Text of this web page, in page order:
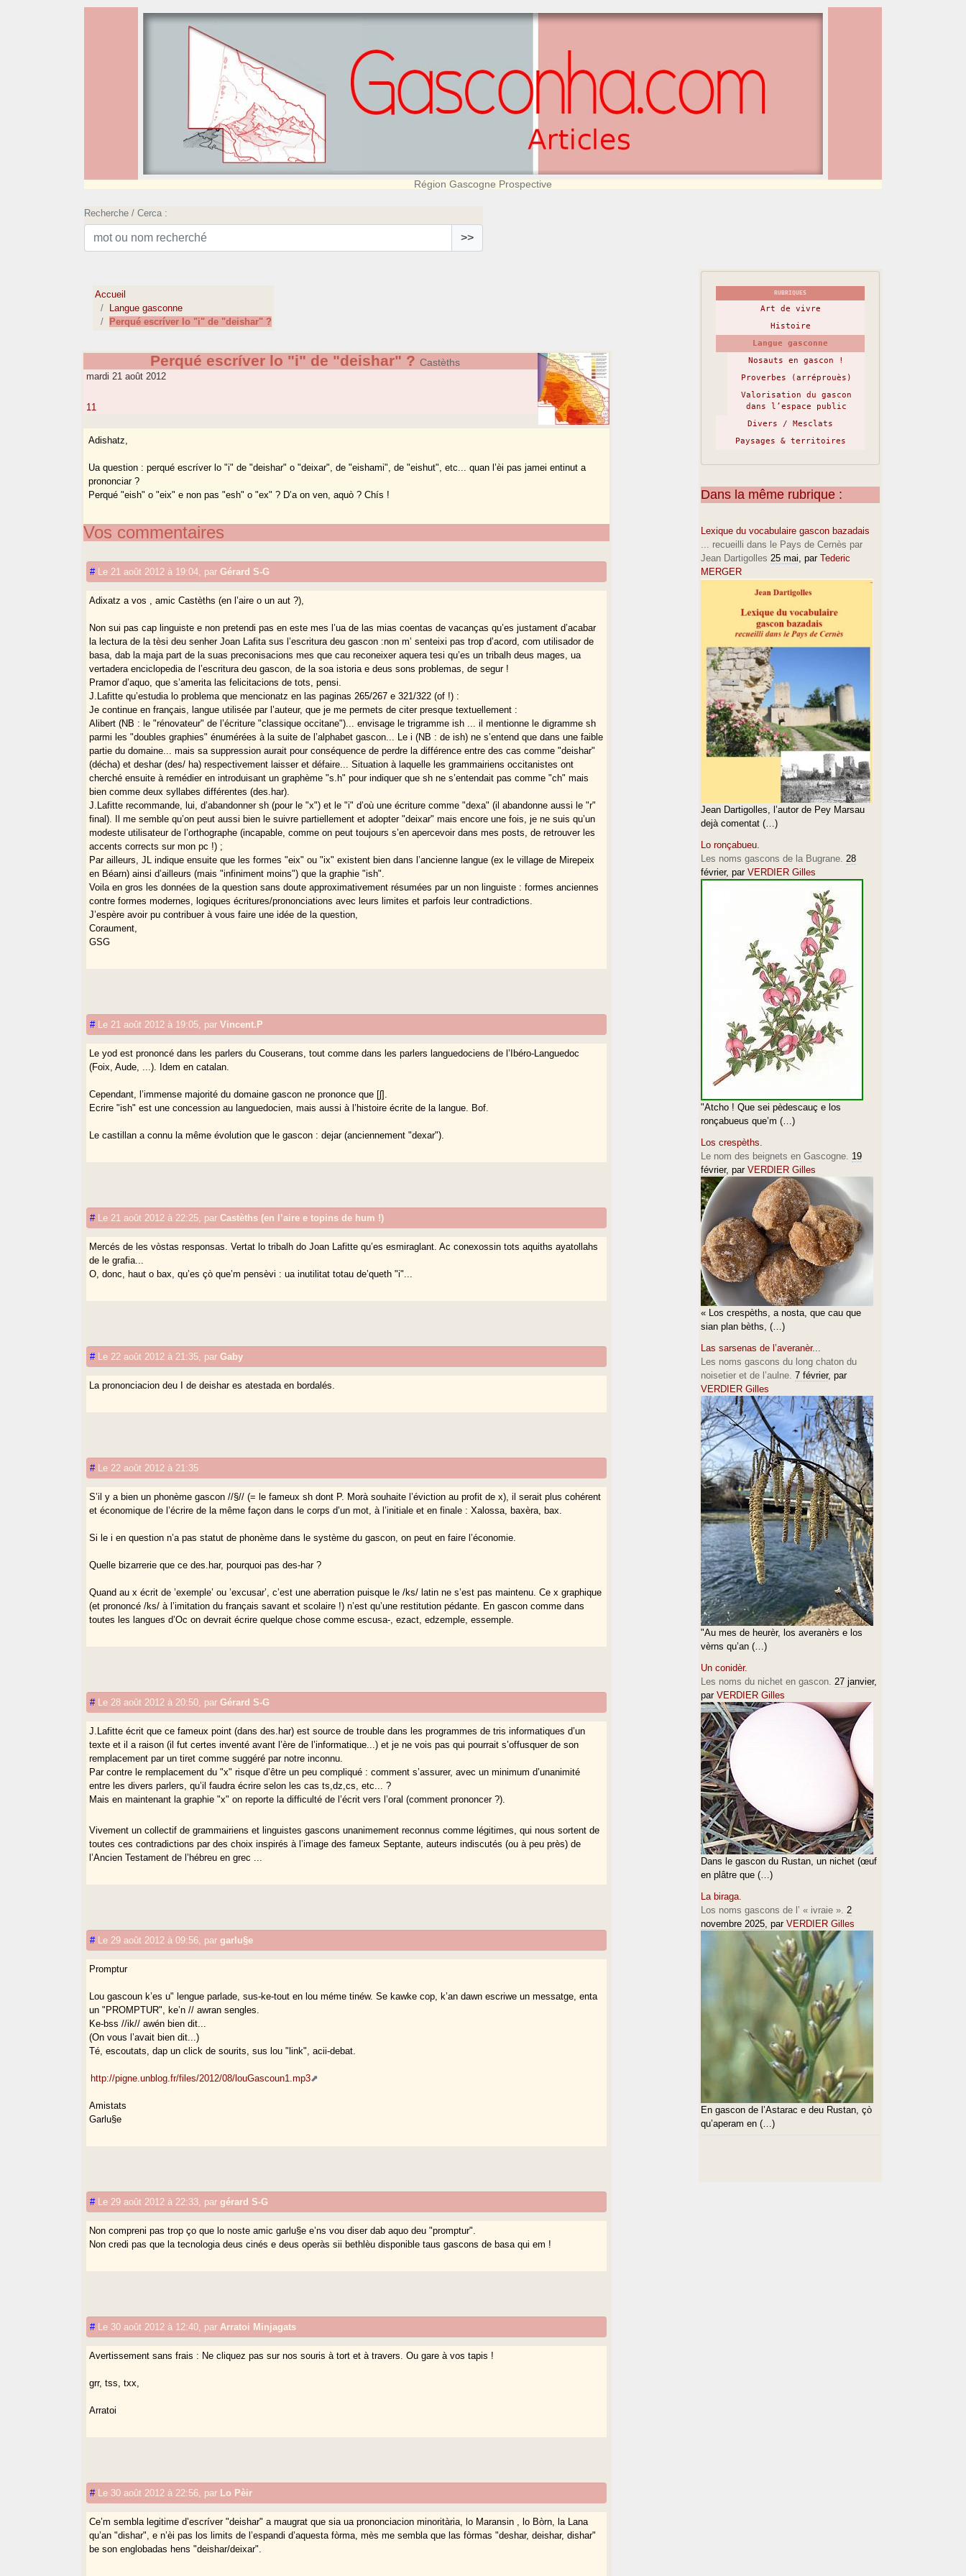
Région Gascogne Prospective
Recherche / Cerca :
>>
Accueil
Langue gasconne
Perqué escríver lo "i" de "deishar" ?
Perqué escríver lo "i" de "deishar" ? Castèths
mardi 21 août 2012
11
Adishatz,
Ua question : perqué escríver lo "i" de "deishar" o "deixar", de "eishami", de "eishut", etc... quan l’èi pas jamei entinut a
prononciar ?
Perqué "eish" o "eix" e non pas "esh" o "ex" ? D’a on ven, aquò ? Chís !
Vos commentaires
# Le 21 août 2012 à 19:04 parGérard S-G
Adixatz a vos , amic Castèths (en l’aire o un aut ?),
Non sui pas cap linguiste e non pretendi pas en este mes l’ua de las mias coentas de vacanças qu’es justament d’acabar
la lectura de la tèsi deu senher Joan Lafita sus l’escritura deu gascon :non m’ senteixi pas trop d’acord, com utilisador de
basa, dab la maja part de la suas preconisacions mes que cau reconeixer aquera tesi qu’es un tribalh deus mages, ua
vertadera enciclopedia de l’escritura deu gascon, de la soa istoria e deus sons problemas, de segur !
Pramor d’aquo, que s’amerita las felicitacions de tots, pensi.
J.Lafitte qu’estudia lo problema que mencionatz en las paginas 265/267 e 321/322 (of !) :
Je continue en français, langue utilisée par l’auteur, que je me permets de citer presque textuellement :
Alibert (NB : le "rénovateur" de l’écriture "classique occitane")... envisage le trigramme ish ... il mentionne le digramme sh
parmi les "doubles graphies" énumérées à la suite de l’alphabet gascon... Le i (NB : de ish) ne s’entend que dans une faible
partie du domaine... mais sa suppression aurait pour conséquence de perdre la différence entre des cas comme "deishar"
(décha) et deshar (des/ ha) respectivement laisser et défaire... Situation à laquelle les grammairiens occitanistes ont
cherché ensuite à remédier en introduisant un graphème "s.h" pour indiquer que sh ne s’entendait pas comme "ch" mais
bien comme deux syllabes différentes (des.har).
J.Lafitte recommande, lui, d’abandonner sh (pour le "x") et le "i" d’où une écriture comme "dexa" (il abandonne aussi le "r"
final). Il me semble qu’on peut aussi bien le suivre partiellement et adopter "deixar" mais encore une fois, je ne suis qu’un
modeste utilisateur de l’orthographe (incapable, comme on peut toujours s’en apercevoir dans mes posts, de retrouver les
accents corrects sur mon pc !) ;
Par ailleurs, JL indique ensuite que les formes "eix" ou "ix" existent bien dans l’ancienne langue (ex le village de Mirepeix
en Béarn) ainsi d’ailleurs (mais "infiniment moins") que la graphie "ish".
Voila en gros les données de la question sans doute approximativement résumées par un non linguiste : formes anciennes
contre formes modernes, logiques écritures/prononciations avec leurs limites et parfois leur contradictions.
J’espère avoir pu contribuer à vous faire une idée de la question,
Coraument,
GSG
# Le 21 août 2012 à 19:05 parVincent.P
Le yod est prononcé dans les parlers du Couserans, tout comme dans les parlers languedociens de l’Ibéro-Languedoc
(Foix, Aude, ...). Idem en catalan.
Cependant, l’immense majorité du domaine gascon ne prononce que [ʃ].
Ecrire "ish" est une concession au languedocien, mais aussi à l’histoire écrite de la langue. Bof.
Le castillan a connu la même évolution que le gascon : dejar (anciennement "dexar").
# Le 21 août 2012 à 22:25 parCastèths (en l’aire e topins de hum !)
Mercés de les vòstas responsas. Vertat lo tribalh do Joan Lafitte qu’es esmiraglant. Ac conexossin tots aquiths ayatollahs
de le grafia...
O, donc, haut o bax, qu’es çò que’m pensèvi : ua inutilitat totau de’queth "i"...
# Le 22 août 2012 à 21:35 parGaby
La prononciacion deu I de deishar es atestada en bordalés.
# Le 22 août 2012 à 21:35
S’il y a bien un phonème gascon //§// (= le fameux sh dont P. Morà souhaite l’éviction au profit de x), il serait plus cohérent
et économique de l’écrire de la même façon dans le corps d’un mot, à l’initiale et en finale : Xalossa, baxèra, bax.
Si le i en question n’a pas statut de phonème dans le système du gascon, on peut en faire l’économie.
Quelle bizarrerie que ce des.har, pourquoi pas des-har ?
Quand au x écrit de ’exemple’ ou ’excusar’, c’est une aberration puisque le /ks/ latin ne s’est pas maintenu. Ce x graphique
(et prononcé /ks/ à l’imitation du français savant et scolaire !) n’est qu’une restitution pédante. En gascon comme dans
toutes les langues d’Oc on devrait écrire quelque chose comme escusa-, ezact, edzemple, essemple.
# Le 28 août 2012 à 20:50 parGérard S-G
J.Lafitte écrit que ce fameux point (dans des.har) est source de trouble dans les programmes de tris informatiques d’un
texte et il a raison (il fut certes inventé avant l’ère de l’informatique...) et je ne vois pas qui pourrait s’offusquer de son
remplacement par un tiret comme suggéré par notre inconnu.
Par contre le remplacement du "x" risque d’être un peu compliqué : comment s’assurer, avec un minimum d’unanimité
entre les divers parlers, qu’il faudra écrire selon les cas ts,dz,cs, etc... ?
Mais en maintenant la graphie "x" on reporte la difficulté de l’écrit vers l’oral (comment prononcer ?).
Vivement un collectif de grammairiens et linguistes gascons unanimement reconnus comme légitimes, qui nous sortent de
toutes ces contradictions par des choix inspirés à l’image des fameux Septante, auteurs indiscutés (ou à peu près) de
l’Ancien Testament de l’hébreu en grec ...
# Le 29 août 2012 à 09:56 pargarlu§e
Promptur
Lou gascoun k’es u" lengue parlade, sus-ke-tout en lou méme tinéw. Se kawke cop, k’an dawn escriwe un messatge, enta
un "PROMPTUR", ke’n // awran sengles.
Ke-bss //ik// awén bien dit...
(On vous l’avait bien dit...)
Té, escoutats, dap un click de sourits, sus lou "link", acii-debat.
http://pigne.unblog.fr/files/2012/08/louGascoun1.mp3
Amistats
Garlu§e
# Le 29 août 2012 à 22:33 pargérard S-G
Non compreni pas trop ço que lo noste amic garlu§e e’ns vou diser dab aquo deu "promptur".
Non credi pas que la tecnologia deus cinés e deus operàs sii bethlèu disponible taus gascons de basa qui em !
# Le 30 août 2012 à 12:40 par Arratoi Minjagats
Avertissement sans frais : Ne cliquez pas sur nos souris à tort et à travers. Ou gare à vos tapis !
grr, tss, txx,
Arratoi
# Le 30 août 2012 à 22:56 par Lo Pèir
Ce’m sembla legitime d’escríver "deishar" a maugrat que sia ua prononciacion minoritària, lo Maransin , lo Bòrn, la Lana
qu’an "dishar", e n’èi pas los limits de l’espandi d’aquesta fòrma, mès me sembla que las fòrmas "deshar, deishar, dishar"
be son englobadas hens "deishar/deixar".
RUBRIQUES
Art de vivre
Histoire
Langue gasconne
Nosauts en gascon !
Proverbes (arréprouès)
Valorisation du gascon
dans l’espace public
Divers / Mesclats
Paysages & territoires
Dans la même rubrique :
Lexique du vocabulaire gascon bazadais
... recueilli dans le Pays de Cernès par
Jean Dartigolles 25 mai, par Tederic
MERGER
Jean Dartigolles, l’autor de Pey Marsau
dejà comentat (…)
Lo ronçabueu.
Les noms gascons de la Bugrane. 28
février, par VERDIER Gilles
"Atcho ! Que sei pèdescauç e los
ronçabueus que’m (…)
Los crespèths.
Le nom des beignets en Gascogne. 19
février, par VERDIER Gilles
« Los crespèths, a nosta, que cau que
sian plan bèths, (…)
Las sarsenas de l’averanèr...
Les noms gascons du long chaton du
noisetier et de l’aulne. 7 février, par
VERDIER Gilles
"Au mes de heurèr, los averanèrs e los
vèrns qu’an (…)
Un conidèr.
Les noms du nichet en gascon. 27 janvier,
par VERDIER Gilles
Dans le gascon du Rustan, un nichet (œuf
en plâtre que (…)
La biraga.
Los noms gascons de l’ « ivraie ». 2
novembre 2025, par VERDIER Gilles
En gascon de l’Astarac e deu Rustan, çò
qu’aperam en (…)